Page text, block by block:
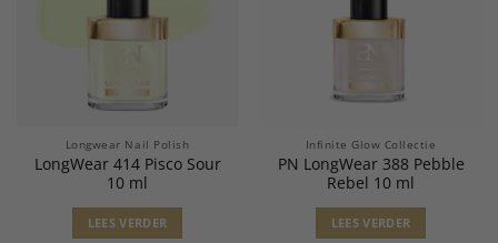
Longwear Nail Polish
LongWear 414 Pisco Sour
10 ml
LEES VERDER
Infinite Glow Collectie
PN LongWear 388 Pebble
Rebel 10 ml
LEES VERDER